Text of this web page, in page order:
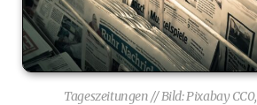
Tageszeitungen // Bild: Pixabay